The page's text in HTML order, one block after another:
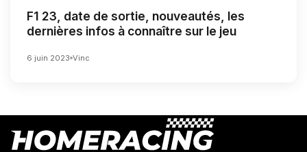
F1 23, date de sortie, nouveautés, les
dernières infos à connaître sur le jeu
6 juin 2023 Vinc